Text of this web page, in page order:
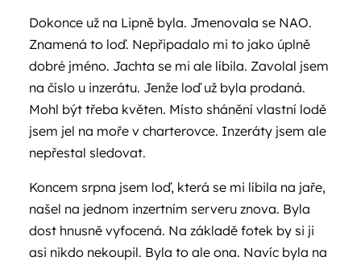
Dokonce už na Lipně byla. Jmenovala se NAO.
Znamená to loď. Nepřipadalo mi to jako úplně
dobré jméno. Jachta se mi ale líbila. Zavolal jsem
na číslo u inzerátu. Jenže loď už byla prodaná.
Mohl být třeba květen. Místo shánění vlastní lodě
jsem jel na moře v charterovce. Inzeráty jsem ale
nepřestal sledovat.
Koncem srpna jsem loď, která se mi líbila na jaře,
našel na jednom inzertním serveru znova. Byla
dost hnusně vyfocená. Na základě fotek by si ji
asi nikdo nekoupil. Byla to ale ona. Navíc byla na